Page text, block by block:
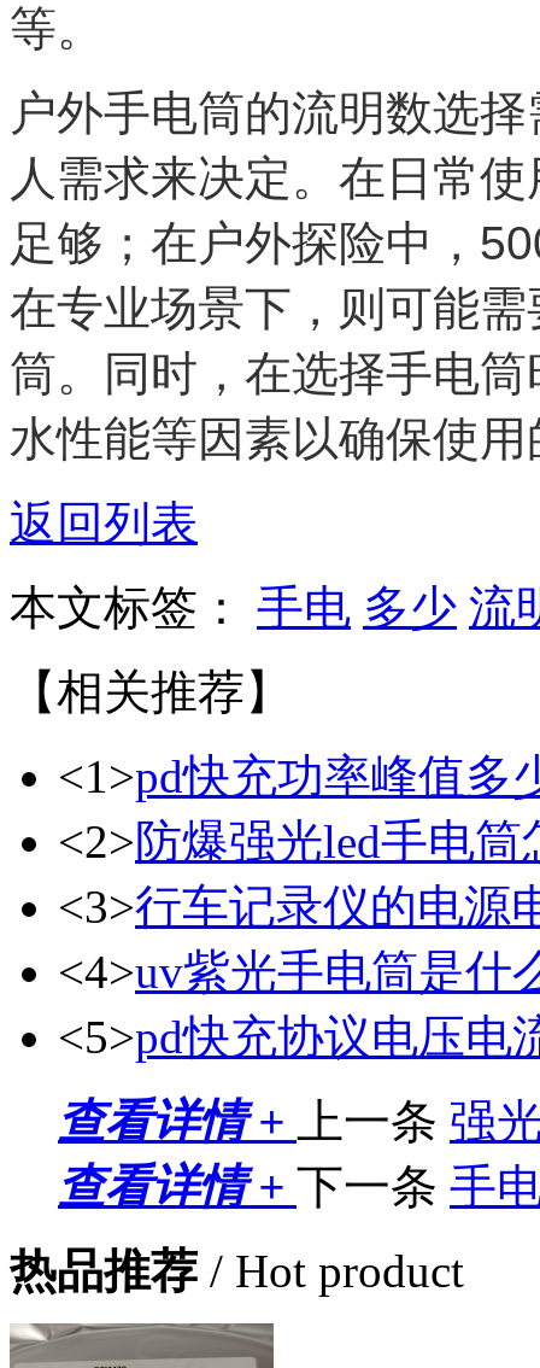
等。
户外手电筒的流明数选
人需求来决定。在日常
足够；在户外探险中，
在专业场景下，则可能
筒。同时，在选择手电
水性能等因素以确保使
返回列表
本文标签： 手电 多少 流
【相关推荐】
<1>pd快充功率峰值多
<2>防爆强光led手电筒
<3>行车记录仪的电源
<4>uv紫光手电筒是什
<5>pd快充协议电压电
查看详情 +
上一条 强
查看详情 + 下一条 手
热品推荐 / Hot product